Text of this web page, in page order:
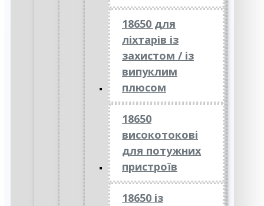
18650 для
ліхтарів із
захистом / із
випуклим
плюсом
18650
високотокові
для потужних
пристроїв
18650 із